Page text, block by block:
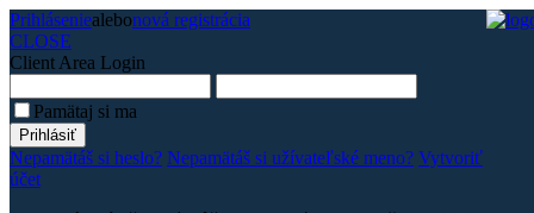
Prihláseniealebonová registrácia
CLOSE
Client Area Login
Pamätaj si ma
Nepamätáš si heslo? Nepamätáš si užívateľské meno? Vytvoriť
účet